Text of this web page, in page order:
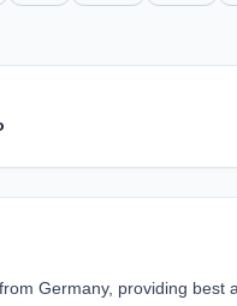
Germany, providing best